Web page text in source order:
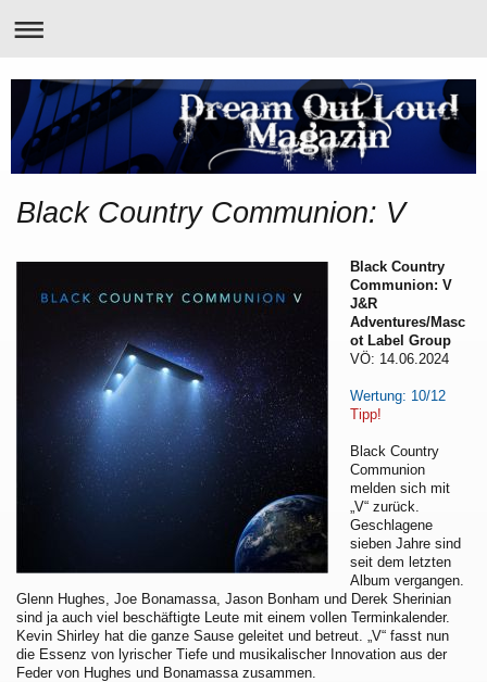
Black Country Communion: V
Black Country
Communion: V
J&R
Adventures/Masc
ot Label Group
VÖ: 14.06.2024
Wertung: 10/12
Tipp!
Black Country
Communion
melden sich mit
„V“ zurück.
Geschlagene
sieben Jahre sind
seit dem letzten
Album vergangen.
Glenn Hughes, Joe Bonamassa, Jason Bonham und Derek Sherinian
sind ja auch viel beschäftigte Leute mit einem vollen Terminkalender.
Kevin Shirley hat die ganze Sause geleitet und betreut. „V“ fasst nun
die Essenz von lyrischer Tiefe und musikalischer Innovation aus der
Feder von Hughes und Bonamassa zusammen.